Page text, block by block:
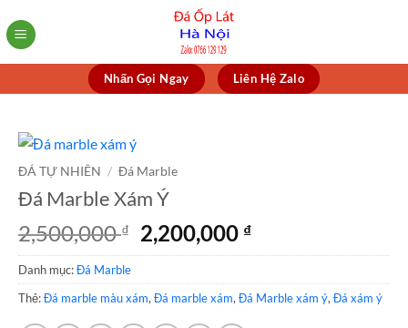
to
Nhấn Gọi Ngay Liên Hệ Zalo
ĐÁ TỰ NHIÊN / Đá Marble
Đá Marble Xám Ý
2,500,000₫
Giá
gốc
2,500,000 ₫.
2,200,000 ₫Giá
hiện
là:
Danh mục:Đá Marble
Thẻ:Đá marble màu xám,Đá marble xám,Đá Marble xám ý,Đá xám ý